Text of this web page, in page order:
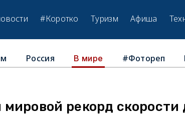
#Коротко Туризм Афиша
Россия В мире #Фотореп
рекорд скорости